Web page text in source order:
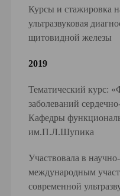
Курсы и стажировка
ультразвуковая
щитовидной железы
2019
Тематический курс:
заболеваний
Кафедры
им.П.Л.Шупика
Участвовала в
международным
современной